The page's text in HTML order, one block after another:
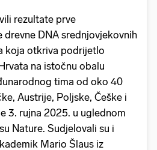
rezultate prve
drevne DNA srednjovjekovnih
koja otkriva podrijetlo
na istočnu obalu
tima od oko 40
Austrije, Poljske, Češke i
3. rujna 2025. u uglednom
Nature. Sudjelovali su i
Mario Šlaus iz